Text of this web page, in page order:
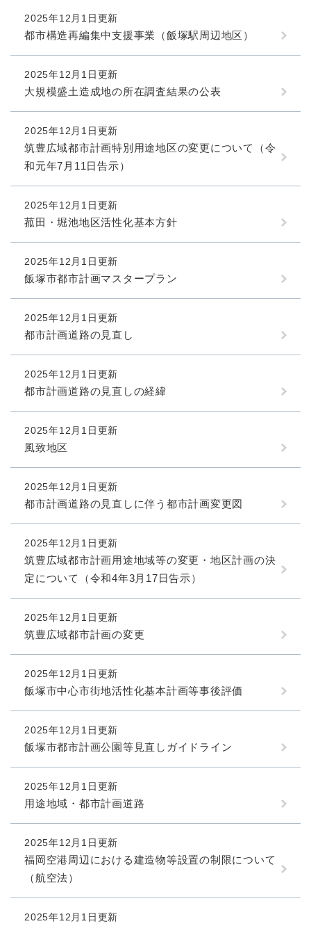
2025年12月1日更新
都市構造再編集中支援事業（飯塚駅周辺地区）
2025年12月1日更新
大規模盛土造成地の所在調査結果の公表
2025年12月1日更新
筑豊広域都市計画特別用途地区の変更について（令
和元年7月11日告示）
2025年12月1日更新
菰田・堀池地区活性化基本方針
2025年12月1日更新
飯塚市都市計画マスタープラン
2025年12月1日更新
都市計画道路の見直し
2025年12月1日更新
都市計画道路の見直しの経緯
2025年12月1日更新
風致地区
2025年12月1日更新
都市計画道路の見直しに伴う都市計画変更図
2025年12月1日更新
筑豊広域都市計画用途地域等の変更・地区計画の決
定について（令和4年3月17日告示）
2025年12月1日更新
筑豊広域都市計画の変更
2025年12月1日更新
飯塚市中心市街地活性化基本計画等事後評価
2025年12月1日更新
飯塚市都市計画公園等見直しガイドライン
2025年12月1日更新
用途地域・都市計画道路
2025年12月1日更新
福岡空港周辺における建造物等設置の制限について
（航空法）
2025年12月1日更新